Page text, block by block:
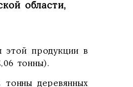
области,
этой продукции в
тонны).
деревянных